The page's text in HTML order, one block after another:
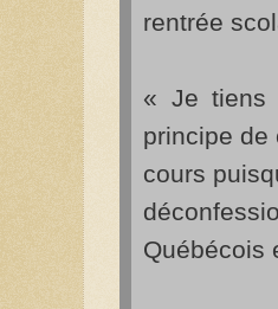
rentrée
« Je tiens
principe de
cours
Québécois